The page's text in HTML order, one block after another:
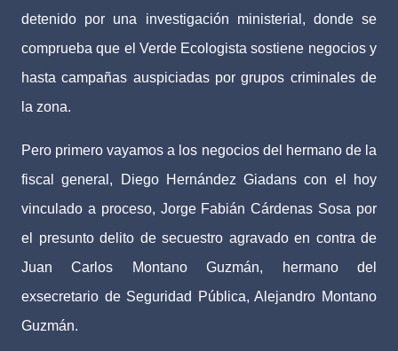
detenido por una investigación ministerial, donde se
comprueba que el Verde Ecologista sostiene negocios y
hasta campañas auspiciadas por grupos criminales de
la zona.
Pero primero vayamos a los negocios del hermano de la
fiscal general, Diego Hernández Giadans con el hoy
vinculado a proceso, Jorge Fabián Cárdenas Sosa por
el presunto delito de secuestro agravado en contra de
Juan Carlos Montano Guzmán, hermano del
exsecretario de Seguridad Pública, Alejandro Montano
Guzmán.